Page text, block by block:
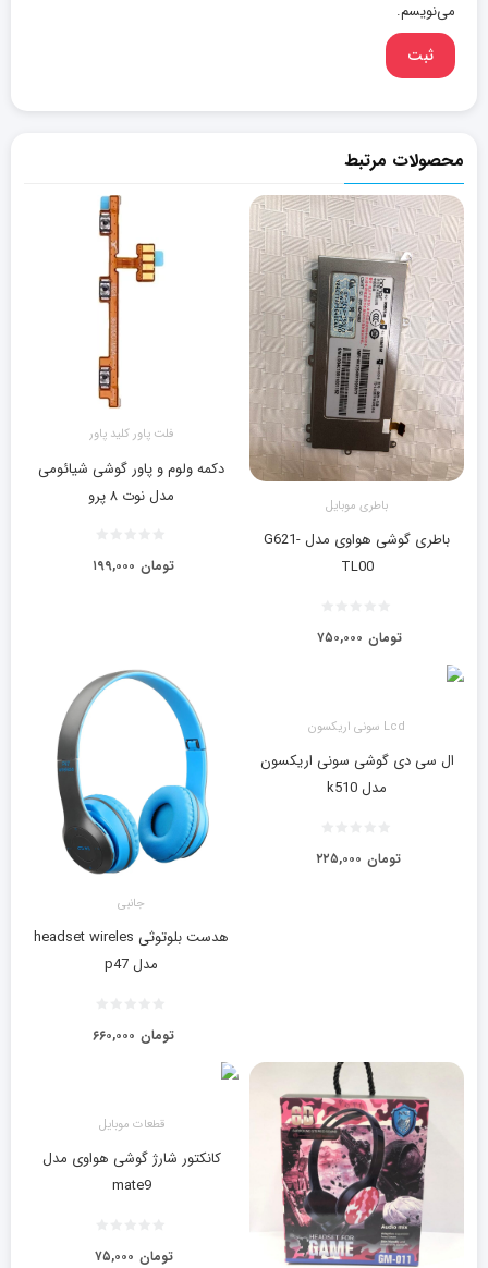
می‌نویسم.
محصولات مرتبط
باطری موبایل
باطری گوشی هواوی مدل G621-
TL00
۷۵۰,۰۰۰ تومان
فلت پاور کلید پاور
دکمه ولوم و پاور گوشی شیائومی
مدل نوت ۸ پرو
۱۹۹,۰۰۰ تومان
Lcd سونی اریکسون
ال سی دی گوشی سونی اریکسون
مدل k510
۲۲۵,۰۰۰ تومان
جانبی
هدست بلوتوثی headset wireles
مدل p47
۶۶۰,۰۰۰ تومان
قطعات موبایل
کانکتور شارژ گوشی هواوی مدل
mate9
۷۵,۰۰۰ تومان